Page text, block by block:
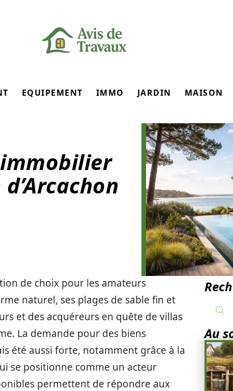
EQUIPEMENT IMMO JARDIN MAISON
de choix pour les amateurs
naturel, ses plages de sable fin et
et des acquéreurs en quête de villas
La demande pour des biens
été aussi forte, notamment grâce à la
se positionne comme un acteur
permettent de répondre aux
Au